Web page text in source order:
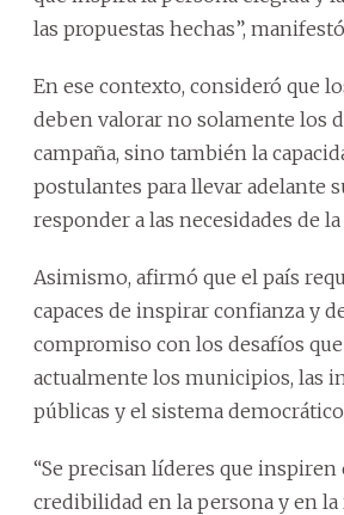
las propuestas hechas”,
En ese contexto, consideró que
deben valorar no solamente los
campaña, sino también la
postulantes para llevar adelante
responder a las necesidades de
Asimismo, afirmó que el país
capaces de inspirar confianza y
compromiso con los desafíos
actualmente los municipios, las
públicas y el sistema
“Se precisan líderes que
credibilidad en la persona y en la